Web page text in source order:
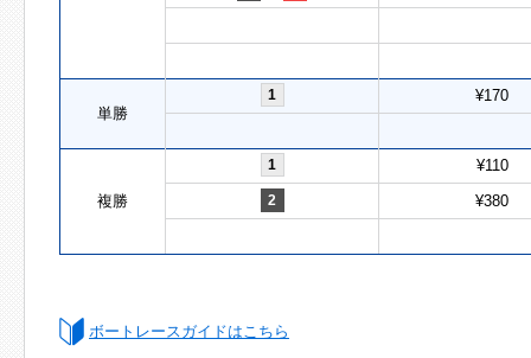
単勝
1 ¥170
複勝
1 ¥110
2 ¥380
ボートレースガイドはこちら